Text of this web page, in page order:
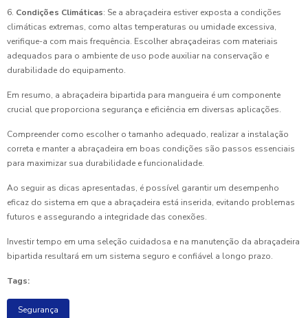
6. Condições Climáticas: Se a abraçadeira estiver exposta a condições
climáticas extremas, como altas temperaturas ou umidade excessiva,
verifique-a com mais frequência. Escolher abraçadeiras com materiais
adequados para o ambiente de uso pode auxiliar na conservação e
durabilidade do equipamento.
Em resumo, a abraçadeira bipartida para mangueira é um componente
crucial que proporciona segurança e eficiência em diversas aplicações.
Compreender como escolher o tamanho adequado, realizar a instalação
correta e manter a abraçadeira em boas condições são passos essenciais
para maximizar sua durabilidade e funcionalidade.
Ao seguir as dicas apresentadas, é possível garantir um desempenho
eficaz do sistema em que a abraçadeira está inserida, evitando problemas
futuros e assegurando a integridade das conexões.
Investir tempo em uma seleção cuidadosa e na manutenção da abraçadeira
bipartida resultará em um sistema seguro e confiável a longo prazo.
Tags:
Segurança